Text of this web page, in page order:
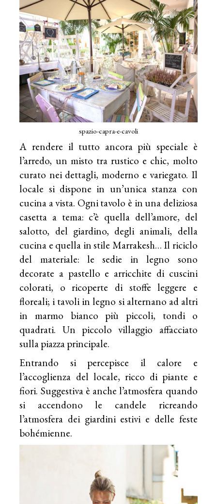
spazio-capra-e-cavoli
A rendere il tutto ancora più speciale è
l’arredo, un misto tra rustico e chic, molto
curato nei dettagli, moderno e variegato. Il
locale si dispone in un’unica stanza con
cucina a vista. Ogni tavolo è in una deliziosa
casetta a tema: c’è quella dell’amore, del
salotto, del giardino, degli animali, della
cucina e quella in stile Marrakesh… Il riciclo
del materiale: le sedie in legno sono
decorate a pastello e arricchite di cuscini
colorati, o ricoperte di stoffe leggere e
floreali; i tavoli in legno si alternano ad altri
in marmo bianco più piccoli, tondi o
quadrati. Un piccolo villaggio affacciato
sulla piazza principale.
Entrando si percepisce il calore e
l’accoglienza del locale, ricco di piante e
fiori. Suggestiva è anche l’atmosfera quando
si accendono le candele ricreando
l’atmosfera dei giardini estivi e delle feste
bohémienne.